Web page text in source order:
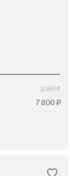
11 150
7 800